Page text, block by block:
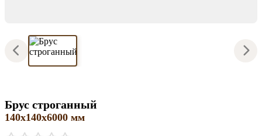
Брус строганный
140х140х6000 мм